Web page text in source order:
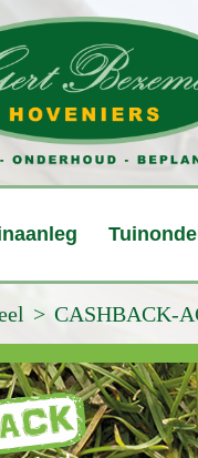
CASHBACK-